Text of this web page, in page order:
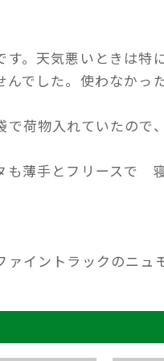
。天気悪いときは
んでした。使わなか
荷物入れていたので
も薄手とフリースで
ァイントラックのニ